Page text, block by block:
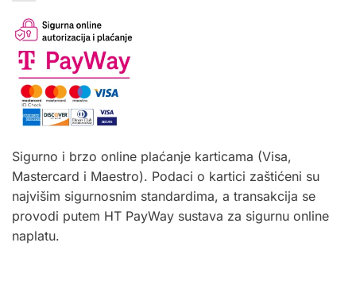
Sigurno i brzo online plaćanje karticama (Visa,
Mastercard i Maestro). Podaci o kartici zaštićeni su
najvišim sigurnosnim standardima, a transakcija se
provodi putem HT PayWay sustava za sigurnu online
naplatu.